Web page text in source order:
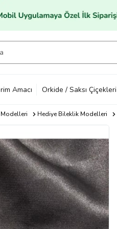
Amacı Orkide / Saksı Çiçekleri
Modelleri Hediye Bileklik Modelleri